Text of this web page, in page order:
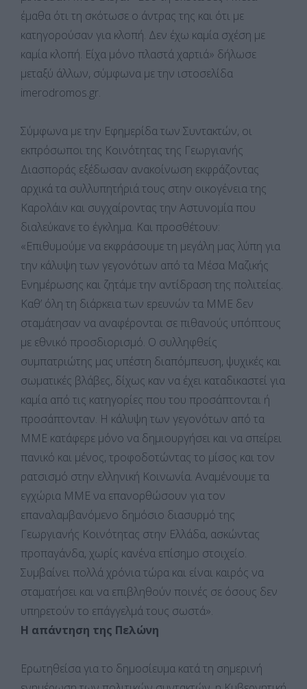
έμαθα ότι τη σκότωσε ο άντρας της και ότι με
κατηγορούσαν για κλοπή. Δεν έχω καμία σχέση με
καμία κλοπή. Είχα μόνο πλαστά χαρτιά» δήλωσε
μεταξύ άλλων, σύμφωνα με την ιστοσελίδα
imerodromos.gr.
Σύμφωνα με την Εφημερίδα των Συντακτών, οι
εκπρόσωποι της Κοινότητας της Γεωργιανής
Διασποράς εξέδωσαν ανακοίνωση εκφράζοντας
αρχικά τα συλλυπητήριά τους στην οικογένεια της
Καρολάιν και συγχαίροντας την Αστυνομία που
διαλεύκανε το έγκλημα. Και προσθέτουν:
«Επιθυμούμε να εκφράσουμε τη μεγάλη μας λύπη για
την κάλυψη των γεγονότων από τα Μέσα Μαζικής
Ενημέρωσης και ζητάμε την αντίδραση της πολιτείας.
Καθ’ όλη τη διάρκεια των ερευνών τα ΜΜΕ δεν
σταμάτησαν να αναφέρονται σε πιθανούς υπόπτους
με εθνικό προσδιορισμό. Ο συλληφθείς
συμπατριώτης μας υπέστη διαπόμπευση, ψυχικές και
σωματικές βλάβες, δίχως καν να έχει καταδικαστεί για
καμία από τις κατηγορίες που του προσάπτονται ή
προσάπτονταν. Η κάλυψη των γεγονότων από τα
ΜΜΕ κατάφερε μόνο να δημιουργήσει και να σπείρει
πανικό και μένος, τροφοδοτώντας το μίσος και τον
ρατσισμό στην ελληνική Κοινωνία. Αναμένουμε τα
εγχώρια ΜΜΕ να επανορθώσουν για τον
επαναλαμβανόμενο δημόσιο διασυρμό της
Γεωργιανής Κοινότητας στην Ελλάδα, ασκώντας
προπαγάνδα, χωρίς κανένα επίσημο στοιχείο.
Συμβαίνει πολλά χρόνια τώρα και είναι καιρός να
σταματήσει και να επιβληθούν ποινές σε όσους δεν
υπηρετούν το επάγγελμά τους σωστά».
Η απάντηση της Πελώνη
Ερωτηθείσα για το δημοσίευμα κατά τη σημερινή